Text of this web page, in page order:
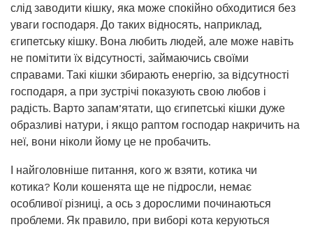
слід заводити кішку, яка може спокійно обходитися без
уваги господаря. До таких відносять, наприклад,
єгипетську кішку. Вона любить людей, але може навіть
не помітити їх відсутності, займаючись своїми
справами. Такі кішки збирають енергію, за відсутності
господаря, а при зустрічі показують свою любов і
радість. Варто запам’ятати, що єгипетські кішки дуже
образливі натури, і якщо раптом господар накричить на
неї, вони ніколи йому це не пробачить.
І найголовніше питання, кого ж взяти, котика чи
котика? Коли кошенята ще не підросли, немає
особливої ​​різниці, а ось з дорослими починаються
проблеми. Як правило, при виборі кота керуються